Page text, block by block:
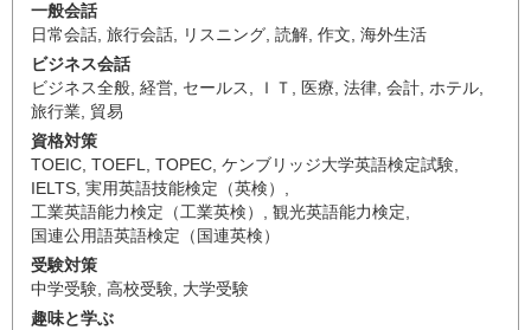
一般会話
日常会話 旅行会話 リスニング 読解 作文 海外生活
ビジネス会話
ビジネス全般 経営 セールス ＩＴ 医療 法律 会計 ホテル
旅行業 貿易
資格対策
TOEIC TOEFL TOPEC ケンブリッジ大学英語検定試験
IELTS 実用英語技能検定（英検）
工業英語能力検定（工業英検）
観光英語能力検定
国連公用語英語検定（国連英検）
受験対策
中学受験 高校受験 大学受験
趣味と学ぶ